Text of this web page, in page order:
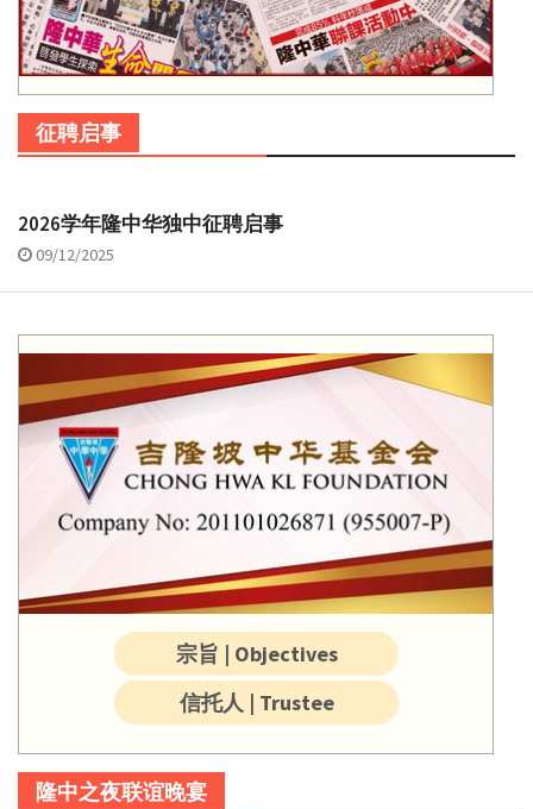
征聘启事
2026学年隆中华独中征聘启事
09/12/2025
宗旨 | Objectives
信托人 | Trustee
隆中之夜联谊晚宴